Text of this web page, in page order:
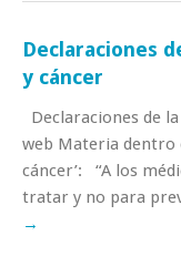
Declaraciones
y cáncer
Declaraciones de
web Materia dentro
cáncer’: “A los
tratar y no para
→